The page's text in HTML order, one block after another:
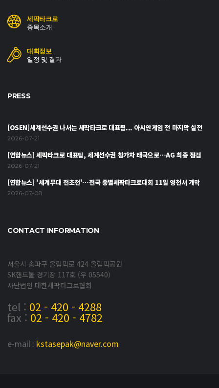
세팍타크로
종목소개
대회정보
일정 및 결과
PRESS
[OSEN]세계선수권 나서는 세팍타크로 대표팀... 아시안게임 전 마지막 실전
2026-07-21
[연합뉴스] 세팍타크로 대표팀, 세계선수권 참가차 태국으로…AG 최종 점검
2026-07-21
[연합뉴스] '세계무대 전초전'…전국 종별세팍타크로대회 11일 영천서 개막
2026-07-08
CONTACT INFORMATION
서울시 송파구 올림픽로 424 올림픽공원
SK핸드볼 경기장 117호 (우 05540)
사단법인 대한세팍타크로협회
tel : 02 - 420 - 4288
fax : 02 - 420 - 4782
e-mail : kstasepak@naver.com